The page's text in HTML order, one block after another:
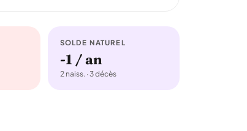
SOLDE NATUREL
-1 / an
2 naiss. · 3 décès